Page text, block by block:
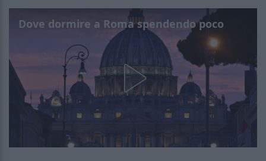
Dove dormire a Roma spendendo poco